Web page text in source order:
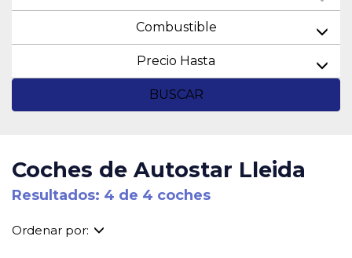
Combustible
Precio Hasta
BUSCAR
Coches de Autostar Lleida
Resultados: 4 de 4 coches
Ordenar por: